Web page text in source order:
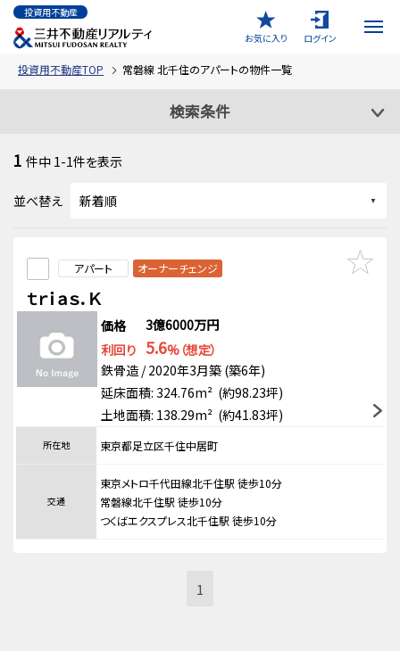
投資用不動産
お気に入り
ログイン
投資用不動産TOP 常磐線 北千住のアパートの物件一覧
検索条件
1 件中 1-1件を表示
並べ替え
アパート オーナーチェンジ
ｔｒｉａｓ．Ｋ
価格
3億6000万円
利回り 5.6%（想定）
鉄骨造 / 2020年3月築 (築6年)
延床面積: 324.76m² (約98.23坪)
土地面積: 138.29m² (約41.83坪)
所在地 東京都足立区千住中居町
交通
東京メトロ千代田線北千住駅 徒歩10分
常磐線北千住駅 徒歩10分
つくばエクスプレス北千住駅 徒歩10分
1